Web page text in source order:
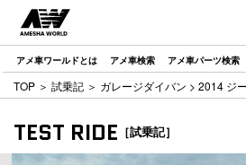
アメ車ワールドとは アメ車検索 アメ車パーツ検索
TOP ＞ 試乗記 ＞ ガレージダイバン > 2014 ジ
TEST RIDE ［試乗記］